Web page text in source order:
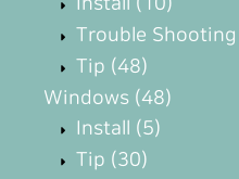
Trouble Shooting
Tip (48)
Windows (48)
Install (5)
Tip (30)